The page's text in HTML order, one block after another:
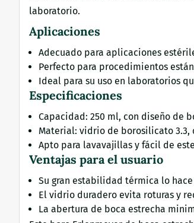
laboratorio.
Aplicaciones
Adecuado para aplicaciones
Perfecto para procedimientos
Ideal para su uso en laboratorios
Especificaciones
Capacidad: 250 ml, con diseño de
Material: vidrio de borosilicato
Apto para lavavajillas y fácil de
Ventajas para el usuario
Su gran estabilidad térmica lo
El vidrio duradero evita roturas y
La abertura de boca estrecha